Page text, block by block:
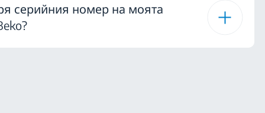
серийния номер на моята